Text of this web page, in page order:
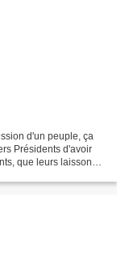
d'un peuple, ça
Présidents d'avoir
que leurs laissons-